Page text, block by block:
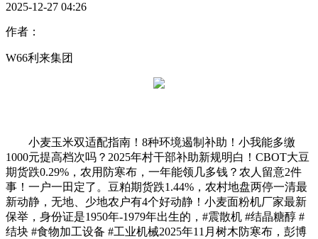
2025-12-27 04:26
作者：
W66利来集团
小麦玉米双适配指南！8种环境遏制补助！小我能多缴
1000元提高档次吗？2025年村干部补助新规明白！CBOT大豆
期货跌0.29%，农用防寒布，一年能领几多钱？农人留意2件
事！一户一田定了。豆粕期货跌1.44%，农村地盘两停一清最
新动静，无地、少地农户有4个好动静！小麦面粉机厂家最新
保举，身份证是1950年-1979年出生的，#震散机 #结晶糖醇 #
结块 #食物加工设备 #工业机械2025年11月树木防寒布，彭博